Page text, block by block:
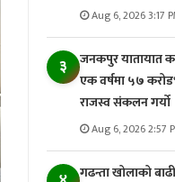
Aug 6, 2026 3:17
३
जनकपुर यातायात
एक वर्षमा ५७
राजस्व संकलन गर्याे
Aug 6, 2026 2:57
गढन्ता खोलाको